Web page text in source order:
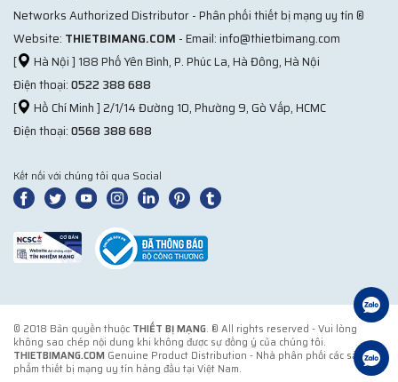
Networks Authorized Distributor - Phân phối thiết bị mạng uy tín ®
Website: THIETBIMANG.COM - Email: info@thietbimang.com
[
Hà Nội ] 188 Phố Yên Bình, P. Phúc La, Hà Đông, Hà Nội
Điện thoại:0522 388 688
[
Hồ Chí Minh ] 2/1/14 Đường 10, Phường 9, Gò Vấp, HCMC
Điện thoại:0568 388 688
Kết nối với chúng tôi qua Social
© 2018 Bản quyền thuộc THIẾT BỊ MẠNG. ® All rights reserved - Vui lòng
không sao chép nội dung khi không được sự đồng ý của chúng tôi.
THIETBIMANG.COM Genuine Product Distribution - Nhà phân phối các sản
phẩm thiết bị mạng uy tín hàng đầu tại Việt Nam.